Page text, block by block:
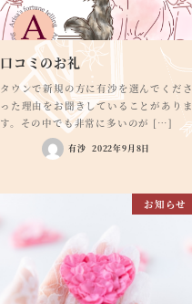
口コミのお礼
タウンで新規の方に有沙を選んでくださ
った理由をお聞きしていることがありま
す。その中でも非常に多いのが […]
有沙 2022年9月8日
お知らせ